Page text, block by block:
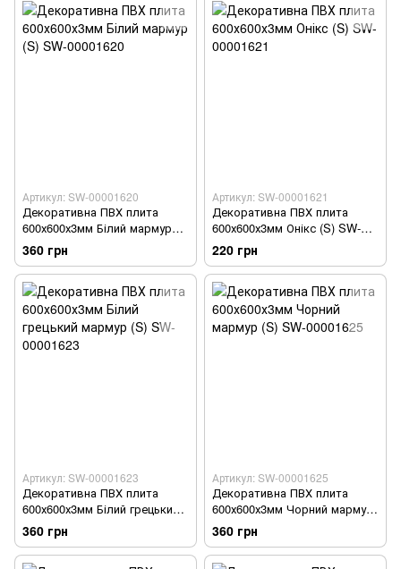
Артикул: SW-00001620
Декоративна ПВХ плита
600х600х3мм Білий мармур
(S) SW-00001620
360 грн
Артикул: SW-00001621
Декоративна ПВХ плита
600х600х3мм Онікс (S) SW-
00001621
220 грн
Артикул: SW-00001623
Декоративна ПВХ плита
600х600х3мм Білий грецький
мармур (S) SW-00001623
360 грн
Артикул: SW-00001625
Декоративна ПВХ плита
600х600х3мм Чорний мармур
(S) SW-00001625
360 грн